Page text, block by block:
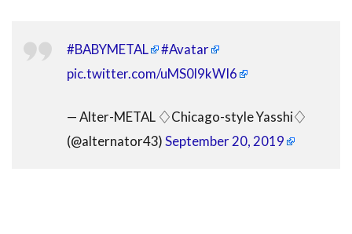
#BABYMETAL
#Avatar
pic.twitter.com/uMS0l9kWI6
— Alter-METAL ♢Chicago-style Yasshi♢
(@alternator43)September 20, 2019